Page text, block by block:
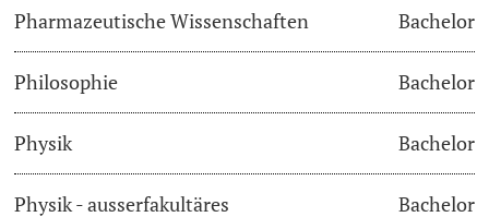
Pharmazeutische Wissenschaften Bachelor
Philosophie Bachelor
Physik Bachelor
Physik - ausserfakultäres
Bachelor